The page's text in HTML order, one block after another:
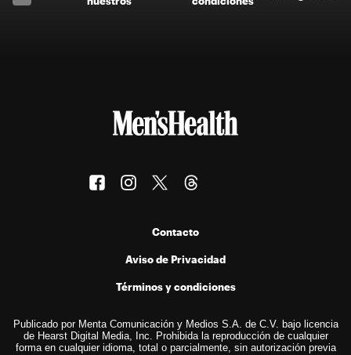
Contacto
Aviso de Privacidad
Términos y condiciones
Publicado por Menta Comunicación y Medios S.A. de C.V. bajo licencia
de Hearst Digital Media, Inc. Prohibida la reproducción de cualquier
forma en cualquier idioma, total o parcialmente, sin autorización previa